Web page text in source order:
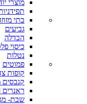
מוצרי
בתי
גביעים
הבדלה
כיסוי
נטלות
פמוטים
קופות
קנבסים
ראנרים
שבת-